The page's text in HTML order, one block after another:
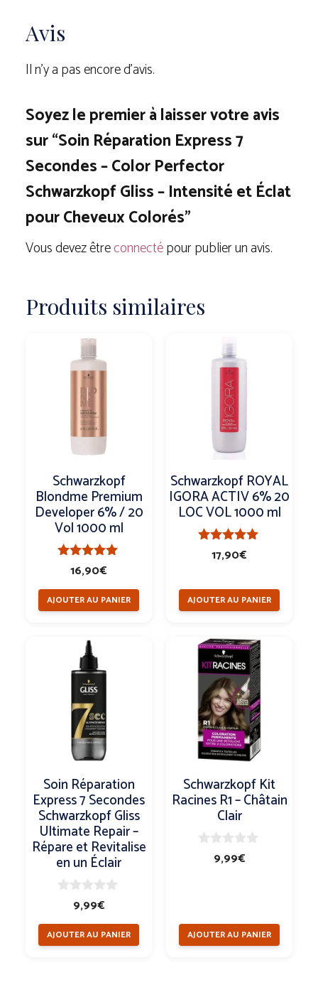
Avis
Il n’y a pas encore d’avis.
Soyez le premier à laisser votre avis
sur “Soin Réparation Express 7
Secondes – Color Perfector
Schwarzkopf Gliss – Intensité et Éclat
pour Cheveux Colorés”
Vous devez êtreconnectépour publier un avis.
Produits similaires
Schwarzkopf
Blondme Premium
Developer 6% / 20
Vol 1000 ml
5.00
sur 5
16,90€
AJOUTER AU PANIER
Schwarzkopf ROYAL
IGORA ACTIV 6% 20
LOC VOL 1000 ml
5.00
sur 5
17,90€
AJOUTER AU PANIER
Soin Réparation
Express 7 Secondes
Schwarzkopf Gliss
Ultimate Repair –
Répare et Revitalise
en un Éclair
u
r
5
9,99€
AJOUTER AU PANIER
Schwarzkopf Kit
Racines R1 – Châtain
Clair
9,99€
AJOUTER AU PANIER